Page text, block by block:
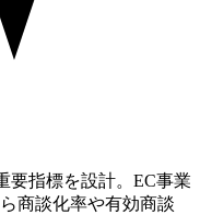
要指標を設計。EC事業
商談化率や有効商談